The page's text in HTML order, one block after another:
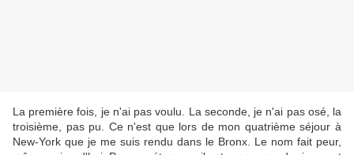
La première fois, je n'ai pas voulu. La seconde, je n'ai pas osé, la
troisième, pas pu. Ce n'est que lors de mon quatrième séjour à
New-York que je me suis rendu dans le Bronx. Le nom fait peur,